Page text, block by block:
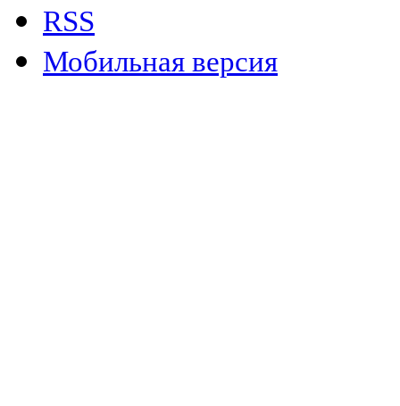
RSS
Мобильная версия